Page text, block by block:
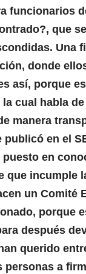
funcionarios
que
Una
donde
así, porque
la cual habla
manera
en el
en
incumple
un Comité
porque
después
querido
a